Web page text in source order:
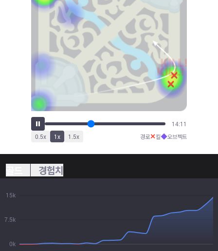
15:41
0.5x 1x 1.5x 경로✕킬◆오브젝트
경험치
0k
7.5k
15k